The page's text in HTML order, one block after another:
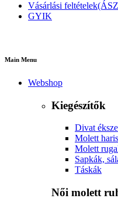
Vásárlási
GYIK
Main Menu
Webshop
Kiegészítők
Divat
Molett
Molett
Sapkák,
Táskák
Női molett